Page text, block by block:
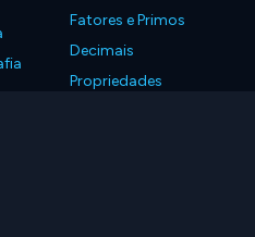
Fatores e Primos
Decimais
Propriedades